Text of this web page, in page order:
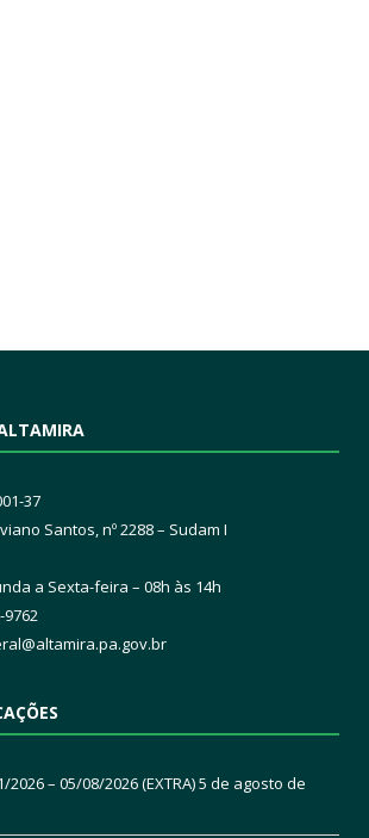
37
Santos, nº 2288 – Sudam I
a Sexta-feira – 08h às 14h
9762
gov.br
2026 – 05/08/2026 (EXTRA)5 de agosto de